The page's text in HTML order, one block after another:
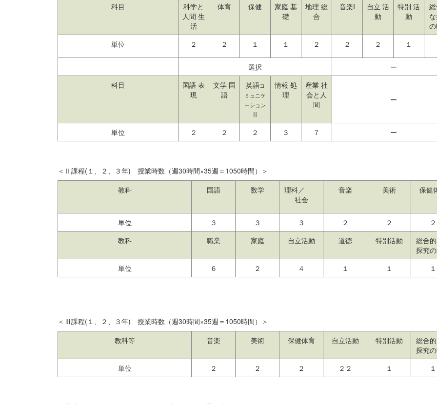
科目
科学と
人間 生
活
体育 保健
家庭 基
礎
地理 総
合
音楽I
自立 活
動
特別 活
動
単位
２ ２ １ １ ２ ２ ２ １
選択
ー
科目
国語 表
現
文学 国
語
英語コ
ミュニケ
ーション
Ⅱ
情報 処
理
産業 社
会と人
間
ー
単位 ２ ２ ２ ３ ７ ー
＜Ⅱ課程(１、２、３年) 授業時数（週30時間×35週＝1050時間）＞
教科
国語 数学
理科／
社会
音楽 美術 保健
単位 ３ ３ ３ ２ ２
２
教科
職業 家庭 自立活動 道徳 特別活動
総合
探究
単位
６ ２ ４ １ １ １
＜Ⅲ課程(１、２、３年) 授業時数（週30時間×35週＝1050時間）＞
教科等
音楽 美術 保健体育 自立活動 特別活動
総合
探究
単位
２ ２ ２ ２２ １ １